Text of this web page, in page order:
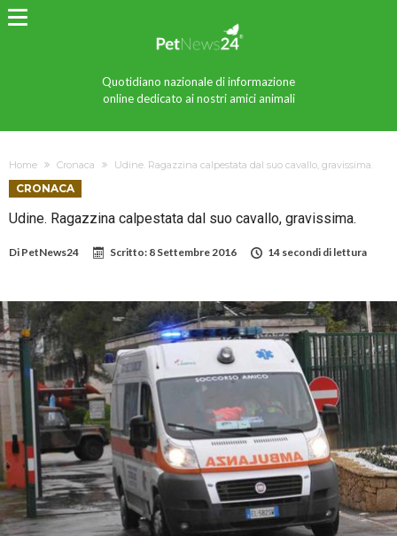
Quotidiano nazionale di informazione
online dedicato ai nostri amici animali
Home Cronaca Udine. Ragazzina calpestata dal suo cavallo, gravissima.
CRONACA
Udine. Ragazzina calpestata dal suo cavallo, gravissima.
Di PetNews24 Scritto: 8 Settembre 2016 14 secondi di lettura